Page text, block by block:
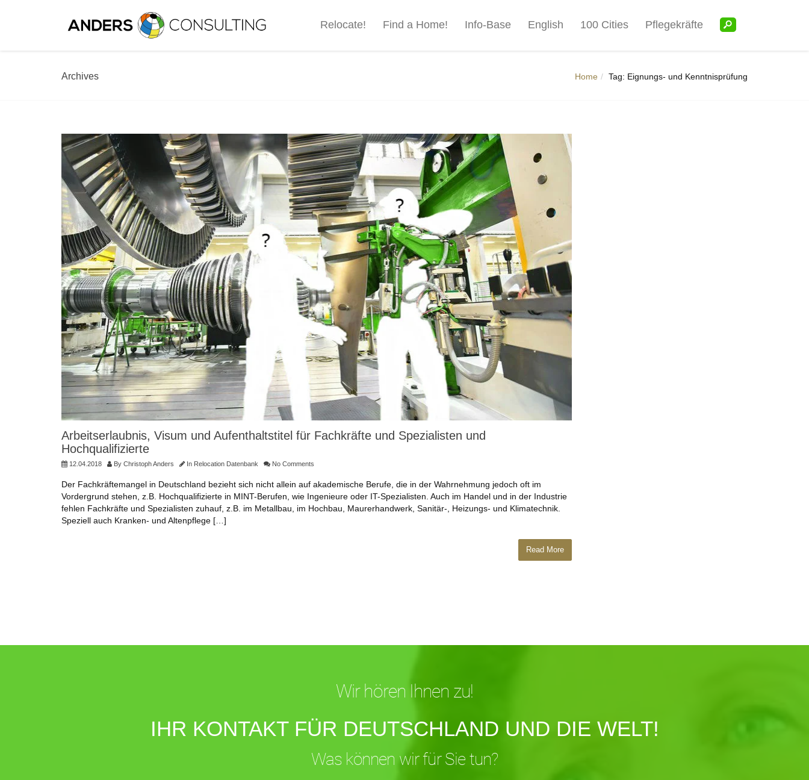
Relocate! Find a Home! Info-Base English 100 Cities Pflegekräfte
Archives Home Tag: Eignungs- und Kenntnisprüfung
Arbeitserlaubnis, Visum und Aufenthaltstitel für Fachkräfte und Spezialisten und
Hochqualifizierte
12.04.2018 By Christoph Anders In Relocation Datenbank No Comments
Der Fachkräftemangel in Deutschland bezieht sich nicht allein auf akademische Berufe, die in der Wahrnehmung jedoch oft im
Vordergrund stehen, z.B. Hochqualifizierte in MINT-Berufen, wie Ingenieure oder IT-Spezialisten. Auch im Handel und in der Industrie
fehlen Fachkräfte und Spezialisten zuhauf, z.B. im Metallbau, im Hochbau, Maurerhandwerk, Sanitär-, Heizungs- und Klimatechnik.
Speziell auch Kranken- und Altenpflege […]
Read More
Wir hören Ihnen zu!
IHR KONTAKT FÜR DEUTSCHLAND UND DIE WELT!
Was können wir für Sie tun?